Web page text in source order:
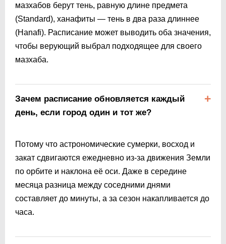
мазхабов берут тень, равную длине предмета
(Standard), ханафиты — тень в два раза длиннее
(Hanafi). Расписание может выводить оба значения,
чтобы верующий выбрал подходящее для своего
мазхаба.
Зачем расписание обновляется каждый
день, если город один и тот же?
Потому что астрономические сумерки, восход и
закат сдвигаются ежедневно из-за движения Земли
по орбите и наклона её оси. Даже в середине
месяца разница между соседними днями
составляет до минуты, а за сезон накапливается до
часа.